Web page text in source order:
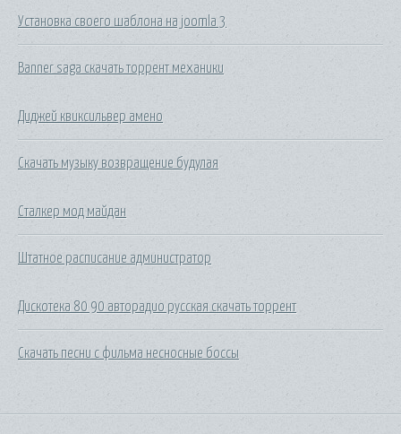
Установка своего шаблона на joomla 3
Banner saga скачать торрент механики
Диджей квиксильвер амено
Скачать музыку возвращение будулая
Сталкер мод майдан
Штатное расписание администратор
Дискотека 80 90 авторадио русская скачать торрент
Скачать песни с фильма несносные боссы